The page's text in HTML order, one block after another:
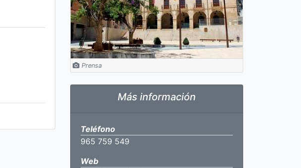
Prensa
Más información
Teléfono
965 759 549
Web